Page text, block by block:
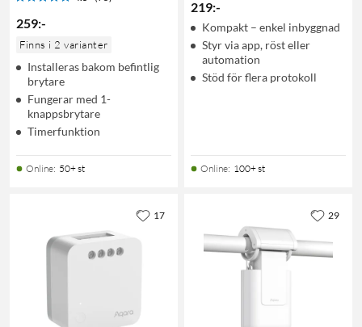
259:-
Finns i 2 varianter
Installeras bakom befintlig
brytare
Fungerar med 1-
knappsbrytare
Timerfunktion
Online: 50+ st
219:-
Kompakt – enkel inbyggnad
Styr via app, röst eller
automation
Stöd för flera protokoll
Online: 100+ st
17 29